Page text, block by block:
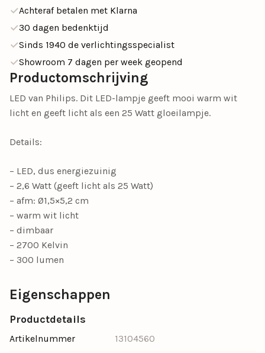
Achteraf betalen met Klarna
30 dagen bedenktijd
Sinds 1940 de verlichtingsspecialist
Showroom 7 dagen per week geopend
Productomschrijving
LED van Philips. Dit LED-lampje geeft mooi warm wit
licht en geeft licht als een 25 Watt gloeilampje.
Details:
– LED, dus energiezuinig
– 2,6 Watt (geeft licht als 25 Watt)
– afm: Ø1,5×5,2 cm
– warm wit licht
– dimbaar
– 2700 Kelvin
– 300 lumen
Eigenschappen
Productdetails
Artikelnummer 13104560